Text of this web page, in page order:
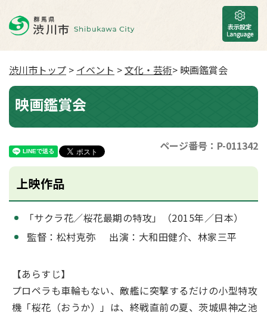
渋川市トップ > イベント >文化・芸術> 映画鑑賞会
映画鑑賞会
ページ番号：P-011342
上映作品
「サクラ花／桜花最期の特攻」（2015年／日本）
監督：松村克弥 出演：大和田健介、林家三平
【あらすじ】
プロペラも車輪もない、敵艦に突撃するだけの小型特攻
機「桜花（おうか）」は、終戦直前の夏、茨城県神之池